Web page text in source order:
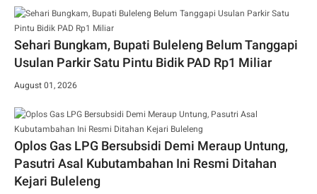
Sehari Bungkam, Bupati Buleleng Belum Tanggapi
Usulan Parkir Satu Pintu Bidik PAD Rp1 Miliar
August 01, 2026
Oplos Gas LPG Bersubsidi Demi Meraup Untung,
Pasutri Asal Kubutambahan Ini Resmi Ditahan
Kejari Buleleng